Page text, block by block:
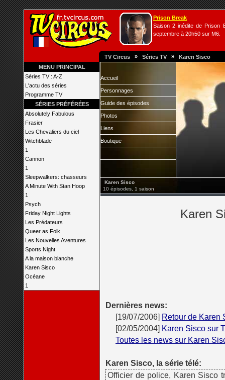
Prison Break
Saison 2 inédite de Prison
septembre à 20h50 sur M6.
TV Circus » Séries TV » Karen Sisco
MENU PRINCIPAL
Séries TV : A-Z
L'actu des séries
Programme TV
SÉRIES PRÉFÉRÉES
Absolutely Fabulous
Frasier
Les Chevaliers du ciel
Witchblade
1
Cannon
1
Sleepwalkers: chasseurs
A Minute With Stan Hoop
1
Psych
Friday Night Lights
Les Prédateurs
Queer as Folk
Les Nouvelles Aventures
Sports Night
A la maison blanche
Karen Sisco
Océane
1
Accueil
Personnages
Guide des épisodes
Photos
Liens
Boutique
Karen Sisco
10 épisodes, 1 saison
Karen
Dernières news:
[19/07/2006] Retour de Karen
[02/05/2004] Karen Sisco sur
Toutes les news sur Karen
Karen Sisco, la série télé:
Officier de police, Karen Sisco